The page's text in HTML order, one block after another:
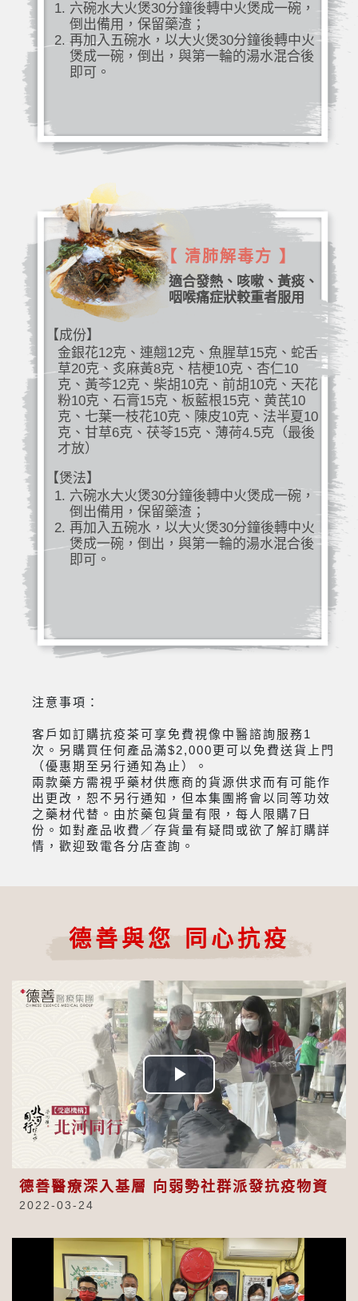
六碗水大火煲30分鐘後轉中火煲成一碗，
倒出備用，保留藥渣；
再加入五碗水，以大火煲30分鐘後轉中火
煲成一碗，倒出，與第一輪的湯水混合後
即可。
【 清肺解毒方 】
適合發熱、咳嗽、黃痰、
咽喉痛症狀較重者服用
【成份】
金銀花12克、連翹12克、魚腥草15克、蛇舌
草20克、炙麻黃8克、桔梗10克、杏仁10
克、黃芩12克、柴胡10克、前胡10克、天花
粉10克、石膏15克、板藍根15克、黄芪10
克、七葉一枝花10克、陳皮10克、法半夏10
克、甘草6克、茯苓15克、薄荷4.5克（最後
才放）
【煲法】
六碗水大火煲30分鐘後轉中火煲成一碗，
倒出備用，保留藥渣；
再加入五碗水，以大火煲30分鐘後轉中火
煲成一碗，倒出，與第一輪的湯水混合後
即可。
注意事項：
客戶如訂購抗疫茶可享免費視像中醫諮詢服務1
次。另購買任何產品滿$2,000更可以免費送貨上門
（優惠期至另行通知為止）。
兩款藥方需視乎藥材供應商的貨源供求而有可能作
出更改，恕不另行通知，但本集團將會以同等功效
之藥材代替。由於藥包貨量有限，每人限購7日
份。如對產品收費／存貨量有疑問或欲了解訂購詳
情，歡迎致電各分店查詢。
德善與您 同心抗疫
Play
Video
德善醫療深入基層 向弱勢社群派發抗疫物資
2022-03-24